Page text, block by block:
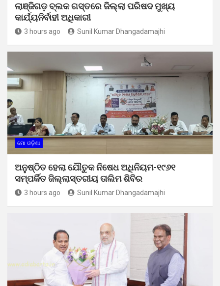
ଲାଞ୍ଜିଗଡ଼ ବ୍ଲକ ଗସ୍ତରେ ଜିଲ୍ଲା ପରିଷଦ ମୁଖ୍ୟ
କାର୍ଯ୍ୟନିର୍ବାହୀ ଅଧିକାରୀ
3 hours ago Sunil Kumar Dhangadamajhi
ମୋ ଓଡ଼ିଶା
ଅନୁଷ୍ଠିତ ହେଲା ଯୌତୁକ ନିଷେଧ ଅଧିନିୟମ-୧୯୬୧
ସମ୍ପର୍କିତ ଜିଲ୍ଲାସ୍ତରୀୟ ତାଲିମ ଶିବିର
3 hours ago Sunil Kumar Dhangadamajhi